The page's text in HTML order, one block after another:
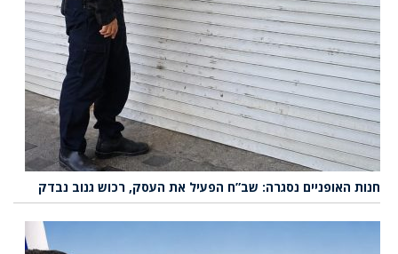
חנות האופניים נסגרה: שב”ח הפעיל את העסק, רכוש גנוב נבדק